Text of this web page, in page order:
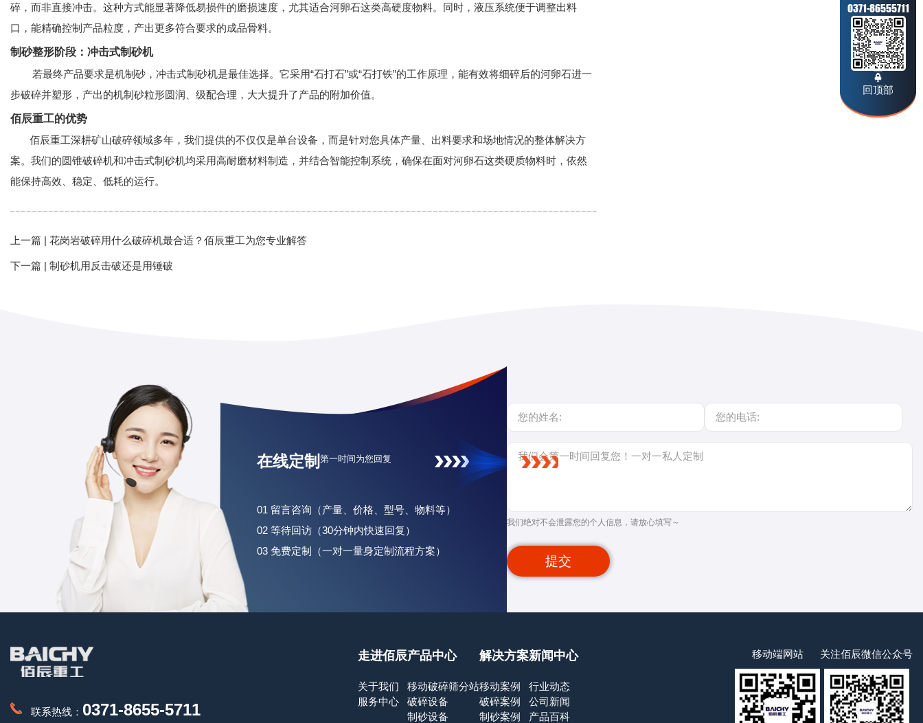
碎，而非直接冲击。这种方式能显著降低易损件的磨损速度，尤其适合河卵石这类高硬度物料。同时，液压系统便于调整出料
口，能精确控制产品粒度，产出更多符合要求的成品骨料。
制砂整形阶段：冲击式制砂机
若最终产品要求是机制砂，冲击式制砂机是最佳选择。它采用“石打石”或“石打铁”的工作原理，能有效将细碎后的河卵石进一
步破碎并塑形，产出的机制砂粒形圆润、级配合理，大大提升了产品的附加价值。
佰辰重工的优势
佰辰重工深耕矿山破碎领域多年，我们提供的不仅仅是单台设备，而是针对您具体产量、出料要求和场地情况的整体解决方
案。我们的圆锥破碎机和冲击式制砂机均采用高耐磨材料制造，并结合智能控制系统，确保在面对河卵石这类硬质物料时，依然
能保持高效、稳定、低耗的运行。
上一篇 | 花岗岩破碎用什么破碎机最合适？佰辰重工为您专业解答
下一篇 | 制砂机用反击破还是用锤破
在线定制第一时间为您回复
01 留言咨询（产量、价格、型号、物料等）
02 等待回访（30分钟内快速回复）
03 免费定制（一对一量身定制流程方案）
我们绝对不会泄露您的个人信息，请放心填写～
提交
联系热线： 0371-8655-5711
走进佰辰
关于我们
服务中心
产品中心
移动破碎筛分站
破碎设备
制砂设备
解决方案
移动案例
破碎案例
制砂案例
新闻中心
行业动态
公司新闻
产品百科
移动端网站 关注佰辰微信公众号
0371-86555711
回顶部